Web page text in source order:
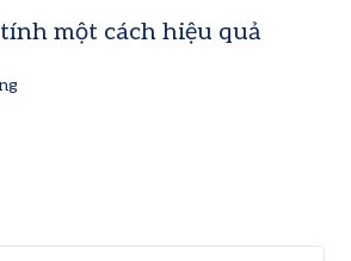
một cách hiệu quả